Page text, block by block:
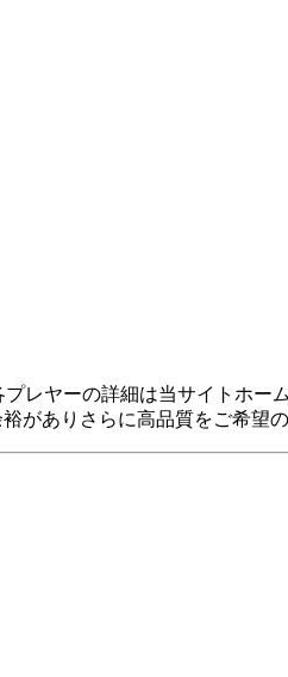
プレヤーの詳細は当サイトホー
がありさらに高品質をご希望